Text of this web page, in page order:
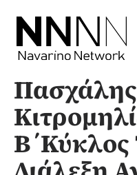
content
Πασχάλης
Β΄Κύκλος